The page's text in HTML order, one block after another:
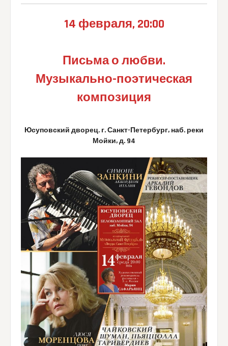
14 февраля, 20:00
Письма о любви.
Музыкально-поэтическая
композиция
Юсуповский дворец. г. Санкт-Петербург, наб. реки
Мойки, д. 94